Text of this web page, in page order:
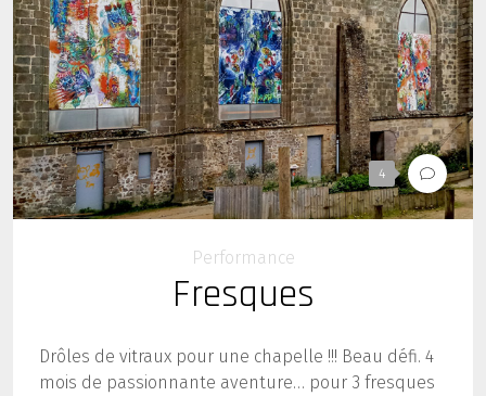
4
Performance
Fresques
Drôles de vitraux pour une chapelle !!! Beau défi. 4
mois de passionnante aventure… pour 3 fresques